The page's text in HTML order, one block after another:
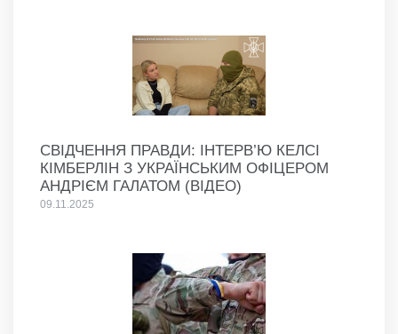
СВІДЧЕННЯ ПРАВДИ: ІНТЕРВ’Ю КЕЛСІ
КІМБЕРЛІН З УКРАЇНСЬКИМ ОФІЦЕРОМ
АНДРІЄМ ГАЛАТОМ (ВІДЕО)
09.11.2025